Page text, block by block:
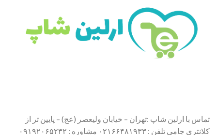
تماس با ارلین شاپ :تهران – خیابان ولیعصر (عج) – پایین تر از
کلانتری جامی تلفن : ۰۲۱۶۶۴۸۱۹۳۳ مشاوره : ۰۹۱۹۲۰۶۵۲۳۲